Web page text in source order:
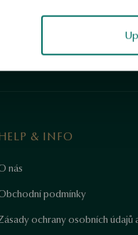
& INFO
nás
podmínky
ochrany osobních údajů